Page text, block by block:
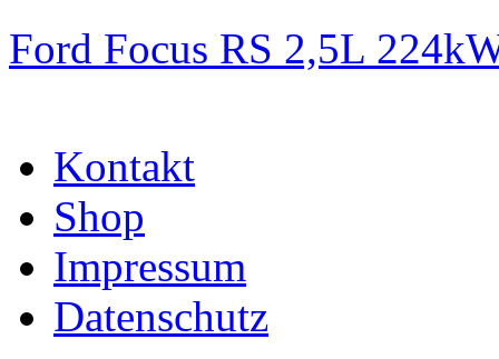
Ford Focus RS 2,5L
Kontakt
Shop
Impressum
Datenschutz